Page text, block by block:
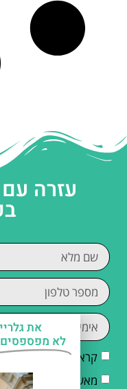
עזרה
קראתי והסכמתי ל
מאשר/ת קבלת דיוור
את
לא